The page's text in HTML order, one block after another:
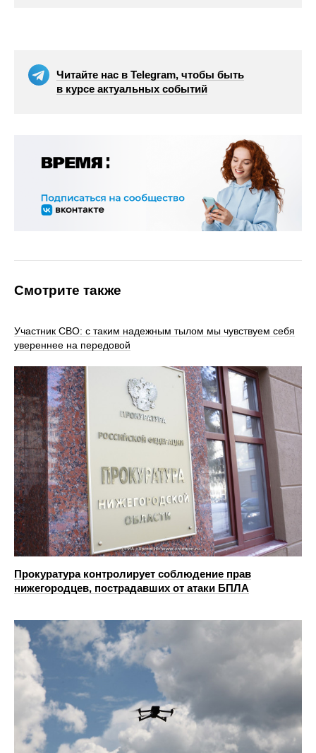
Читайте нас в Telegram, чтобы быть
в курсе актуальных событий
Смотрите также
Участник СВО: с таким надежным тылом мы чувствуем себя
увереннее на передовой
Прокуратура контролирует соблюдение прав
нижегородцев, пострадавших от атаки БПЛА